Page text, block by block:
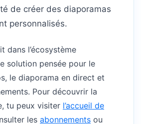
de créer des diaporamas
personnalisés.
dans l’écosystème
solution pensée pour le
le diaporama en direct et
Pour découvrir la
tu peux visiter l’accueil de
les abonnements ou